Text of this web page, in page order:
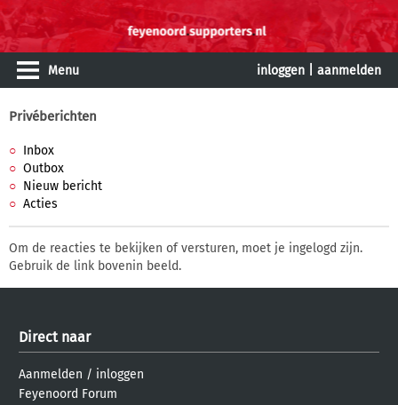
Menu inloggen aanmelden
Privéberichten
Inbox
Outbox
Nieuw bericht
Acties
Om de reacties te bekijken of versturen, moet je ingelogd zijn.
Gebruik de link bovenin beeld.
Direct naar
Aanmelden / inloggen
Feyenoord Forum